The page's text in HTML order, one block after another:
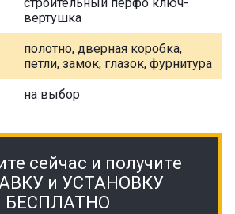
вертушка
полотно, дверная коробка,
петли, замок, глазок, фурнитура
на выбор
сейчас и получите
и УСТАНОВКУ
БЕСПЛАТНО